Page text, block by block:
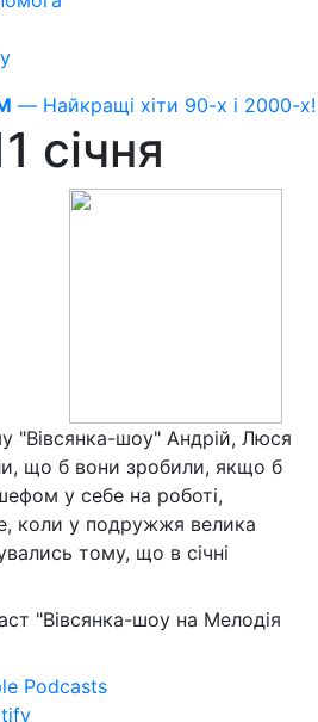
— Найкращі хіти 90-х і 2000-х!
січня
"Вівсянка-шоу" Андрій, Люся
що б вони зробили, якщо б
у себе на роботі,
коли у подружжя велика
тому, що в січні
"Вівсянка-шоу на Мелодія
Podcasts